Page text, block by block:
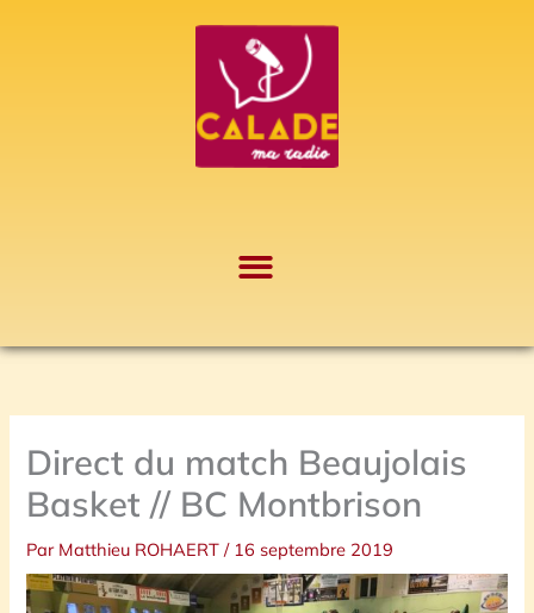
Direct du match Beaujolais
Basket // BC Montbrison
Par Matthieu ROHAERT/ 16 septembre 2019